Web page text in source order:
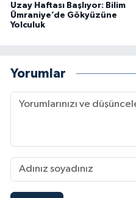
Uzay Haftası Başlıyor: Bilim
Ümraniye’de Gökyüzüne
Yolculuk
Yorumlar